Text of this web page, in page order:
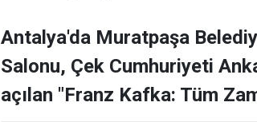
Antalya'da Muratpaşa
Salonu, Çek Cumhuriyeti
açılan "Franz Kafka: Tüm